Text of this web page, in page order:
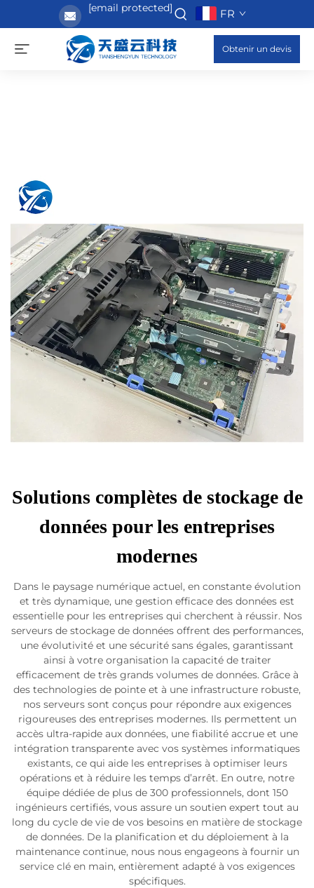
[email protected] FR
Obtenir un devis
Solutions complètes de stockage de
données pour les entreprises
modernes
Dans le paysage numérique actuel, en constante évolution
et très dynamique, une gestion efficace des données est
essentielle pour les entreprises qui cherchent à réussir. Nos
serveurs de stockage de données offrent des performances,
une évolutivité et une sécurité sans égales, garantissant
ainsi à votre organisation la capacité de traiter
efficacement de très grands volumes de données. Grâce à
des technologies de pointe et à une infrastructure robuste,
nos serveurs sont conçus pour répondre aux exigences
rigoureuses des entreprises modernes. Ils permettent un
accès ultra-rapide aux données, une fiabilité accrue et une
intégration transparente avec vos systèmes informatiques
existants, ce qui aide les entreprises à optimiser leurs
opérations et à réduire les temps d’arrêt. En outre, notre
équipe dédiée de plus de 300 professionnels, dont 150
ingénieurs certifiés, vous assure un soutien expert tout au
long du cycle de vie de vos besoins en matière de stockage
de données. De la planification et du déploiement à la
maintenance continue, nous nous engageons à fournir un
service clé en main, entièrement adapté à vos exigences
spécifiques.